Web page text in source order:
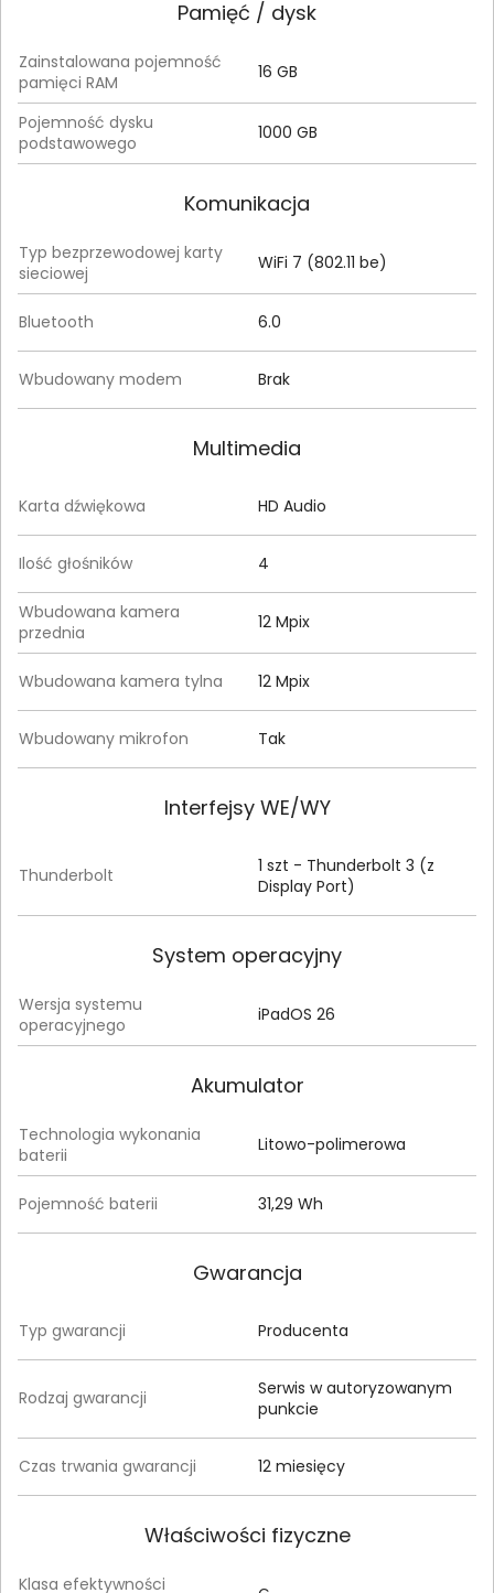
Pamięć / dysk
Zainstalowana pojemność
pamięci RAM
16 GB
Pojemność dysku
podstawowego
1000 GB
Komunikacja
Typ bezprzewodowej karty
sieciowej
WiFi 7 (802.11 be)
Bluetooth 6.0
Wbudowany modem Brak
Multimedia
Karta dźwiękowa HD Audio
Ilość głośników 4
Wbudowana kamera
przednia
12 Mpix
Wbudowana kamera tylna 12 Mpix
Wbudowany mikrofon Tak
Interfejsy WE/WY
Thunderbolt
1 szt - Thunderbolt 3 (z
Display Port)
System operacyjny
Wersja systemu
operacyjnego
iPadOS 26
Akumulator
Technologia wykonania
baterii
Litowo-polimerowa
Pojemność baterii 31,29 Wh
Gwarancja
Typ gwarancji Producenta
Rodzaj gwarancji
Serwis w autoryzowanym
punkcie
Czas trwania gwarancji 12 miesięcy
Właściwości fizyczne
Klasa efektywności